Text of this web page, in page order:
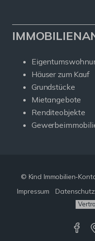
Häuser zum Kauf
Grundstücke
Mietangebote
Renditeobjekte
© Kind Immobilien-
Impressum
Datenschutz